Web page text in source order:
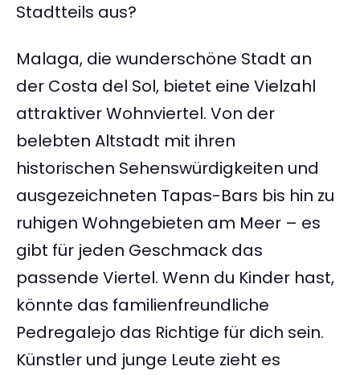
Stadtteils aus?
Malaga, die wunderschöne Stadt an
der Costa del Sol, bietet eine Vielzahl
attraktiver Wohnviertel. Von der
belebten Altstadt mit ihren
historischen Sehenswürdigkeiten und
ausgezeichneten Tapas-Bars bis hin zu
ruhigen Wohngebieten am Meer – es
gibt für jeden Geschmack das
passende Viertel. Wenn du Kinder hast,
könnte das familienfreundliche
Pedregalejo das Richtige für dich sein.
Künstler und junge Leute zieht es